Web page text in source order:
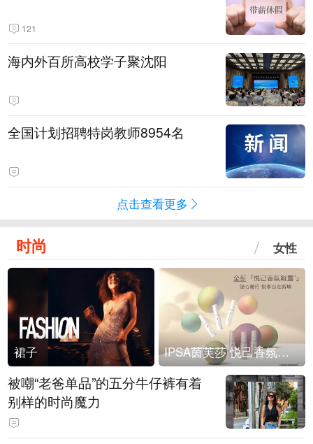
121
海内外百所高校学子聚沈阳
全国计划招聘特岗教师8954名
点击查看更多
时尚 女性
裙子 IPSA茵芙莎 悦己香氛凝露上市
被嘲“老爸单品”的五分牛仔裤有着
别样的时尚魔力